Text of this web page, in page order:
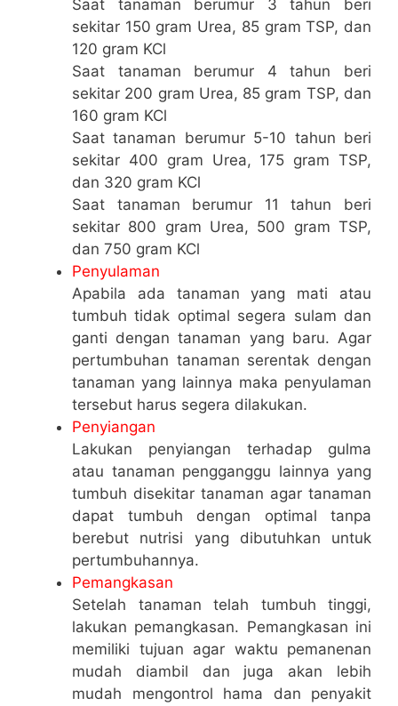
Saat tanaman berumur 3 tahun beri
sekitar 150 gram Urea, 85 gram TSP, dan
120 gram KCl
Saat tanaman berumur 4 tahun beri
sekitar 200 gram Urea, 85 gram TSP, dan
160 gram KCl
Saat tanaman berumur 5-10 tahun beri
sekitar 400 gram Urea, 175 gram TSP,
dan 320 gram KCl
Saat tanaman berumur 11 tahun beri
sekitar 800 gram Urea, 500 gram TSP,
dan 750 gram KCl
Penyulaman
Apabila ada tanaman yang mati atau
tumbuh tidak optimal segera sulam dan
ganti dengan tanaman yang baru. Agar
pertumbuhan tanaman serentak dengan
tanaman yang lainnya maka penyulaman
tersebut harus segera dilakukan.
Penyiangan
Lakukan penyiangan terhadap gulma
atau tanaman pengganggu lainnya yang
tumbuh disekitar tanaman agar tanaman
dapat tumbuh dengan optimal tanpa
berebut nutrisi yang dibutuhkan untuk
pertumbuhannya.
Pemangkasan
Setelah tanaman telah tumbuh tinggi,
lakukan pemangkasan. Pemangkasan ini
memiliki tujuan agar waktu pemanenan
mudah diambil dan juga akan lebih
mudah mengontrol hama dan penyakit